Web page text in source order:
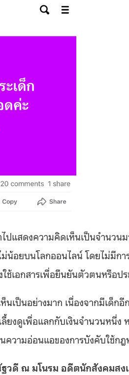
ปแสดงความคิดเห็นเป็นจำนวน
น้อยบนโลกออนไลน์ โดยไม่มีก
ช้เอกสารเพื่อยืนยันตัวตนหรือป
นเป็นอย่างมาก เนื่องจากมีเด็
ยงดูเพื่อแลกกับเงินจำนวนหนึ่
วามอ่อนแอของการบังคับใช้กฎ
วดี ณ มโนรม อดีตนักสังคมสง